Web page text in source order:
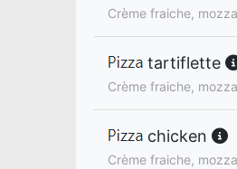
Crème fraiche,
tartiflette
Crème fraiche,
chicken
Crème fraiche,